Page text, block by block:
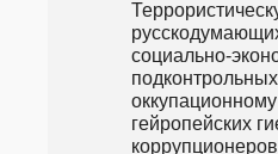
социально-
гейропейских